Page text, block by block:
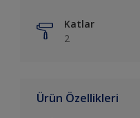
Katlar
2
Ürün Özellikleri